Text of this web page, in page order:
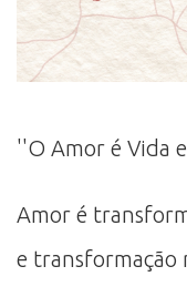
''O Amor é Vida
Amor é
e transformação